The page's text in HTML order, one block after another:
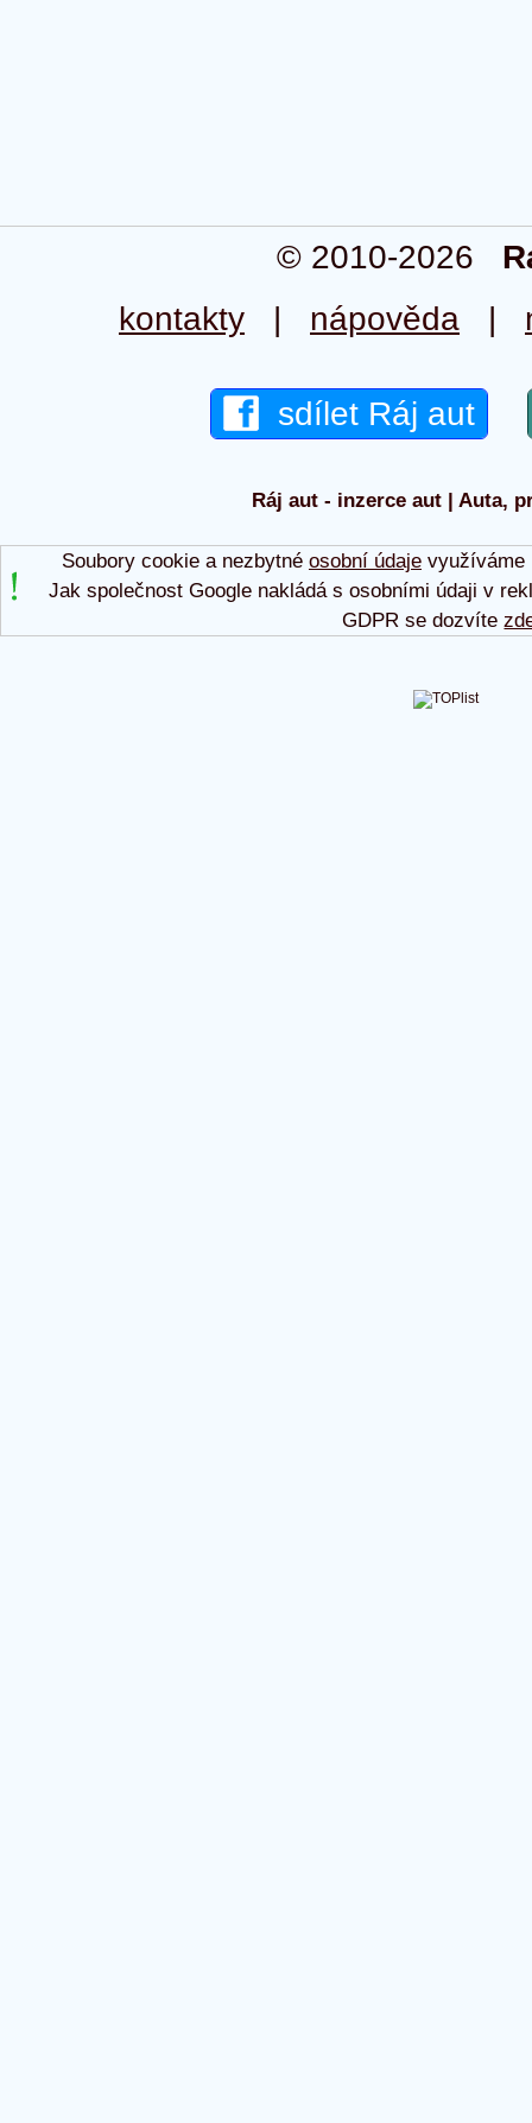
© 2010-2026
kontakty | nápověda |
sdílet Ráj aut
Ráj aut - inzerce aut | Auta,
Soubory cookie a nezbytné osobní údajevyužíváme
Jak společnost Google nakládá s osobními údaji v
GDPR se dozvíte